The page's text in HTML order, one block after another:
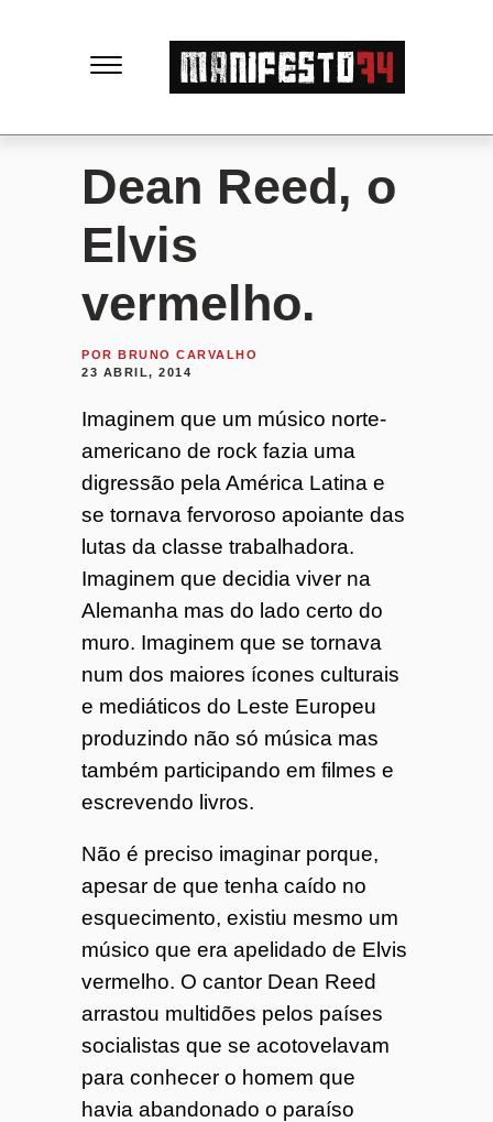
M
a
n
i
f
e
s
t
o
7
4
Dean Reed, o
Elvis
vermelho.
POR BRUNO CARVALHO
23 ABRIL, 2014
Imaginem que um músico norte-
americano de rock fazia uma
digressão pela América Latina e
se tornava fervoroso apoiante das
lutas da classe trabalhadora.
Imaginem que decidia viver na
Alemanha mas do lado certo do
muro. Imaginem que se tornava
num dos maiores ícones culturais
e mediáticos do Leste Europeu
produzindo não só música mas
também participando em filmes e
escrevendo livros.
Não é preciso imaginar porque,
apesar de que tenha caído no
esquecimento, existiu mesmo um
músico que era apelidado de Elvis
vermelho. O cantor Dean Reed
arrastou multidões pelos países
socialistas que se acotovelavam
para conhecer o homem que
havia abandonado o paraíso